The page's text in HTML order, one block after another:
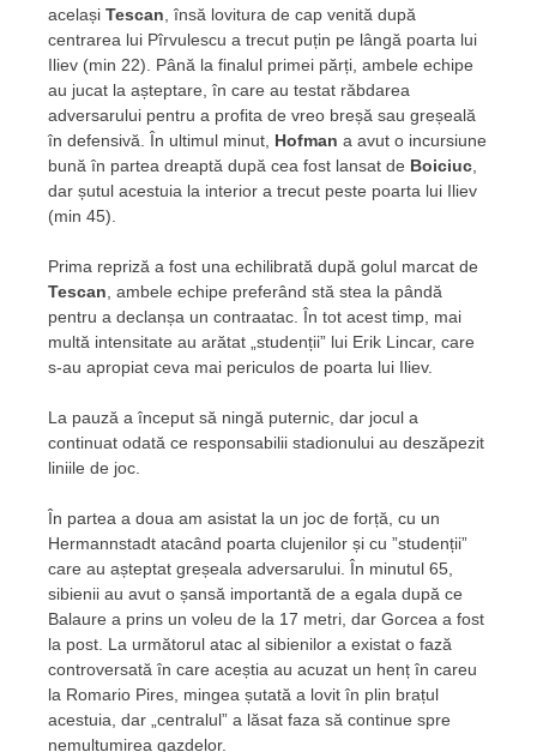
același Tescan , însă lovitura de cap venită după
centrarea lui Pîrvulescu a trecut puțin pe lângă poarta lui
Iliev (min 22). Până la finalul primei părți, ambele echipe
au jucat la așteptare, în care au testat răbdarea
adversarului pentru a profita de vreo breșă sau greșeală
în defensivă. În ultimul minut, Hofman a avut o incursiune
bună în partea dreaptă după cea fost lansat de Boiciuc
dar șutul acestuia la interior a trecut peste poarta lui Iliev
(min 45).
Prima repriză a fost una echilibrată după golul marcat de
Tescan , ambele echipe preferând stă stea la pândă
pentru a declanșa un contraatac. În tot acest timp, mai
multă intensitate au arătat „studenții” lui Erik Lincar, care
s-au apropiat ceva mai periculos de poarta lui Iliev.
La pauză a început să ningă puternic, dar jocul a
continuat odată ce responsabilii stadionului au deszăpezit
liniile de joc.
În partea a doua am asistat la un joc de forță, cu un
Hermannstadt atacând poarta clujenilor și cu ”studenții”
care au așteptat greșeala adversarului. În minutul 65,
sibienii au avut o șansă importantă de a egala după ce
Balaure a prins un voleu de la 17 metri, dar Gorcea a fost
la post. La următorul atac al sibienilor a existat o fază
controversată în care aceștia au acuzat un henț în careu
la Romario Pires, mingea șutată a lovit în plin brațul
acestuia, dar „centralul” a lăsat faza să continue spre
nemulțumirea gazdelor.